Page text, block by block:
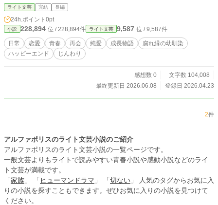
の、大好きな人と交わした約束。 あの果たせなかった約束が
何年経っても私を過去に縛りつける。 小さい頃から思い描い
た看護師への夢も諦め、孤独な年月を逃げるように生きてき
た私の胸の奥には、あの日から一秒も動いていない時計があ
る。 これじゃだめだ。と葛藤の中、弱虫だった私を再び奮い
立たせてくれたのは、故郷の懐かしい友達だった。 友との再
会が、再び私と「あの日」を繋ぎ、止まっていた時計の針を
からこそ、今日という日を大切に生きていくんだ」 これは東
日本大震災を題材に、当時中学三年生だった子供たちが、絶
ライト文芸 完結 長編
24h.ポイント 0pt
小説 228,894 位 / 228,894件 ライト文芸 9,587 位 / 9,587件
日常 恋愛 青春 再会 純愛 成長物語
腐れ縁の幼馴染
ハッピーエンド
じんわり
感想数 0
文字数 104,008
最終更新日 2026.06.08
登録日 2026.04.23
2件
アルファポリスのライト文芸小説のご紹介
アルファポリスのライト文芸小説の一覧ページです。
一般文芸よりもライトで読みやすい青春小説や感動小説などのライ
ト文芸が満載です。
「 家族 」 「 ヒューマンドラマ 」 「 切ない 」 人気のタグからお気に入
りの小説を探すこともできます。ぜひお気に入りの小説を見つけて
ください。